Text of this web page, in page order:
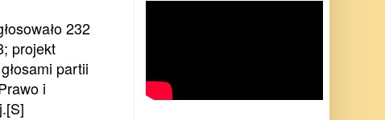
232
projekt
partii
i